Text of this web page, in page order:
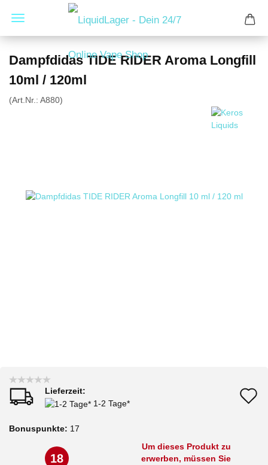
Dampfdidas TIDE RIDER Aroma Longfill
10ml / 120ml
(Art.Nr.: A880)
Lieferzeit:
1-2 Tage*
Bonuspunkte: 17
18
Um dieses Produkt zu
erwerben, müssen Sie